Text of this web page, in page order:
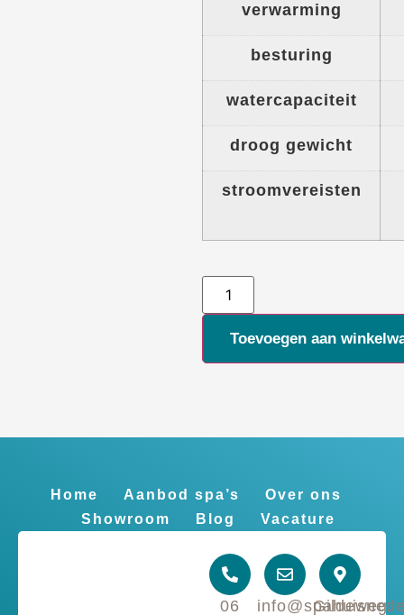
verwarming
besturing
watercapaciteit
droog gewicht
stroomvereisten
Toevoegen aan
Home Aanbod spa’s
Over ons
Showroom
Blog Vacature
06
Gildeweg